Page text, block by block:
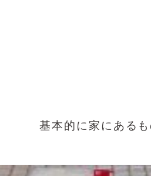
基本的に家にある